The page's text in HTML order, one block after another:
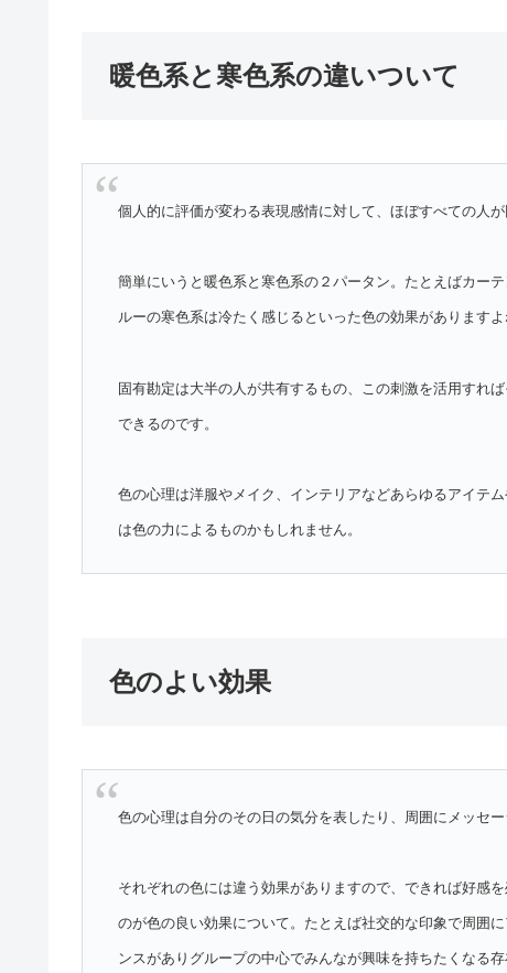
暖色系と寒色系の違いついて
個人的に評価が変わる表現感情に対して、ほぼすべての人
簡単にいうと暖色系と寒色系の２パータン。たとえばカー
ルーの寒色系は冷たく感じるといった色の効果がありますよ
固有勘定は大半の人が共有するもの、この刺激を活用すれ
できるのです。
色の心理は洋服やメイク、インテリアなどあらゆるアイテ
は色の力によるものかもしれません。
色のよい効果
色の心理は自分のその日の気分を表したり、周囲にメッセ
それぞれの色には違う効果がありますので、できれば好感
のが色の良い効果について。たとえば社交的な印象で周囲
ンスがありグループの中心でみんなが興味を持ちたくなる存